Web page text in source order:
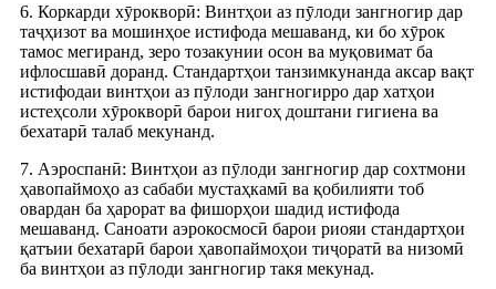
6. Коркарди хӯрокворӣ: Винтҳои аз пӯлоди зангногир дар
таҷҳизот ва мошинҳое истифода мешаванд, ки бо хӯрок
тамос мегиранд, зеро тозакунии осон ва муқовимат ба
ифлосшавӣ доранд. Стандартҳои танзимкунанда аксар вақт
истифодаи винтҳои аз пӯлоди зангногирро дар хатҳои
истеҳсоли хӯрокворӣ барои нигоҳ доштани гигиена ва
бехатарӣ талаб мекунанд.
7. Аэроспанӣ: Винтҳои аз пӯлоди зангногир дар сохтмони
ҳавопаймоҳо аз сабаби мустаҳкамӣ ва қобилияти тоб
овардан ба ҳарорат ва фишорҳои шадид истифода
мешаванд. Саноати аэрокосмосӣ барои риояи стандартҳои
қатъии бехатарӣ барои ҳавопаймоҳои тиҷоратӣ ва низомӣ
ба винтҳои аз пӯлоди зангногир такя мекунад.